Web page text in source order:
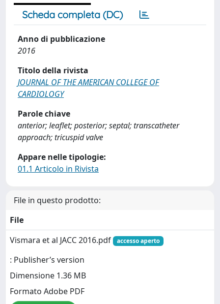
Scheda completa (DC)
Anno di pubblicazione
2016
Titolo della rivista
JOURNAL OF THE AMERICAN COLLEGE OF
CARDIOLOGY
Parole chiave
anterior; leaflet; posterior; septal; transcatheter
approach; tricuspid valve
Appare nelle tipologie:
01.1 Articolo in Rivista
File in questo prodotto:
File
Vismara et al JACC 2016.pdf
accesso aperto
: Publisher’s version
Dimensione 1.36 MB
Formato Adobe PDF